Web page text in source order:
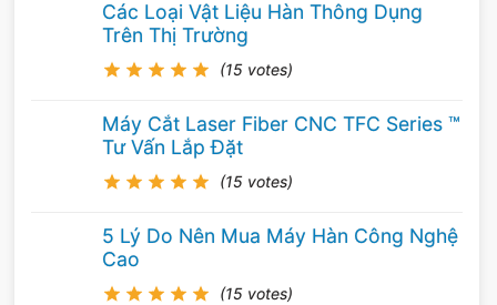
Các Loại Vật Liệu Hàn Thông Dụng
Trên Thị Trường
(15 votes)
Máy Cắt Laser Fiber CNC TFC Series ™
Tư Vấn Lắp Đặt
(15 votes)
5 Lý Do Nên Mua Máy Hàn Công Nghệ
Cao
(15 votes)
3.2mm với que này chỉ mất 1 phút để hàn hết).